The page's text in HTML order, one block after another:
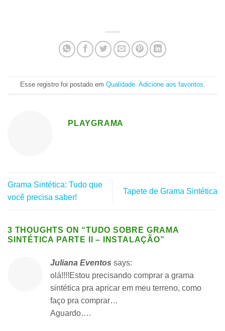
Esse registro foi postado em Qualidade. Adicione aos favoritos.
PLAYGRAMA
Grama Sintética: Tudo que
você precisa saber!
Tapete de Grama Sintética
3 THOUGHTS ON “TUDO SOBRE GRAMA
SINTÉTICA PARTE II – INSTALAÇÃO”
Juliana Eventos says:
olá!!!!Estou precisando comprar a grama
sintética pra apricar em meu terreno, como
faço pra comprar…
Aguardo….